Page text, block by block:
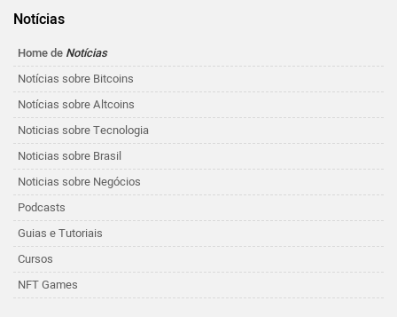
Notícias
Home de Notícias
Notícias sobre Bitcoins
Notícias sobre Altcoins
Noticias sobre Tecnologia
Noticias sobre Brasil
Noticias sobre Negócios
Podcasts
Guias e Tutoriais
Cursos
NFT Games